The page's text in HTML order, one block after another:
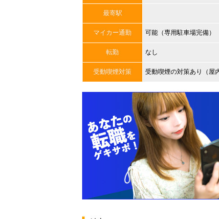
最寄駅
マイカー通勤 可能（専用駐車場完備）
転勤 なし
受動喫煙対策 受動喫煙の対策あり（屋